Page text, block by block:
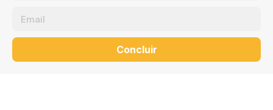
Concluir